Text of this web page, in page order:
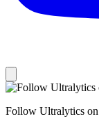
Follow Ultralytics on